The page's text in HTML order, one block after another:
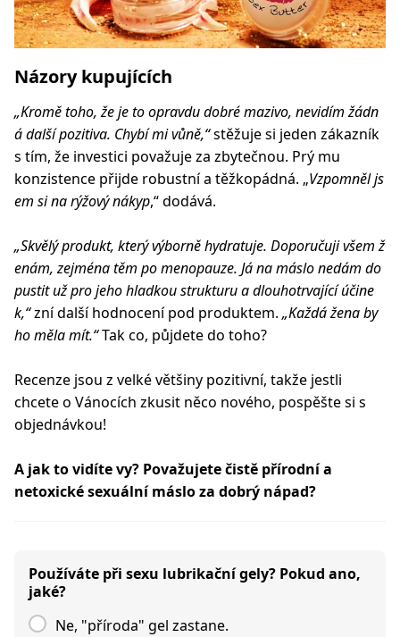
Názory kupujících
„Kromě toho, že je to opravdu dobré mazivo, nevidím žádn
á další pozitiva. Chybí mi vůně,“stěžuje si jeden zákazník
s tím, že investici považuje za zbytečnou. Prý mu
konzistence přijde robustní a těžkopádná. „Vzpomněl js
em si na rýžový nákyp,“ dodává.
„Skvělý produkt, který výborně hydratuje. Doporučuji všem ž
enám, zejména těm po menopauze. Já na máslo nedám do
pustit už pro jeho hladkou strukturu a dlouhotrvající účine
k,“zní další hodnocení pod produktem.„Každá žena by
ho měla mít.“Tak co, půjdete do toho?
Recenze jsou z velké většiny pozitivní, takže jestli
chcete o Vánocích zkusit něco nového, pospěšte si s
objednávkou!
A jak to vidíte vy? Považujete čistě přírodní a
netoxické sexuální máslo za dobrý nápad?
Používáte při sexu lubrikační gely? Pokud ano,
jaké?
Ne, "příroda" gel zastane.